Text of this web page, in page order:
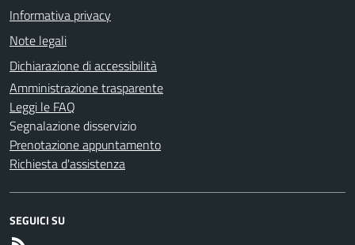
Informativa privacy
Note legali
Dichiarazione di accessibilità
Amministrazione trasparente
Leggi le FAQ
Segnalazione disservizio
Prenotazione appuntamento
Richiesta d'assistenza
SEGUICI SU